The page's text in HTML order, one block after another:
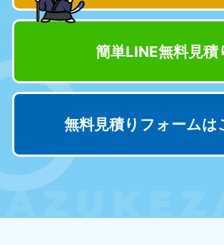
簡単LINE無料見積
無料見積りフォームは
福井県
050-1881-5258
9:00〜19:00 年中無休
石
050-
9:00〜
富山県
9:00〜19:00 年中無休
山
9:00〜
050-1881-5263
9:00〜19:00 年中無休